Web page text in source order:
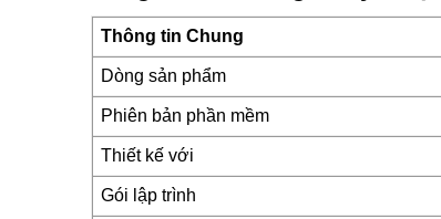
Thông tin Chung
Dòng sản phẩm
Phiên bản phần mềm
Thiết kế với
Gói lập trình